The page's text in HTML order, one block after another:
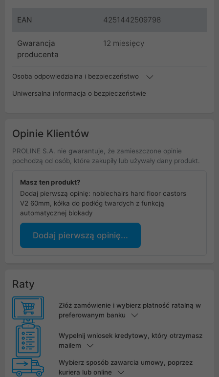
EAN 4251442509798
Gwarancja
producenta
12 miesięcy
Osoba odpowiedzialna i bezpieczeństwo
Uniwersalna informacja o bezpieczeństwie
Opinie Klientów
PROLINE S.A. nie gwarantuje, że zamieszczone opinie
pochodzą od osób, które zakupiły lub używały dany produkt.
Masz ten produkt?
Dodaj pierwszą opinię: noblechairs hard floor castors
V2 60mm, kółka do podłóg twardych z funkcją
automatycznej blokady
Dodaj pierwszą opinię...
Raty
Złóż zamówienie i wybierz płatność ratalną w
preferowanym banku
Wypełnij wniosek kredytowy, który otrzymasz
mailem
Wybierz sposób zawarcia umowy, poprzez
kuriera lub online